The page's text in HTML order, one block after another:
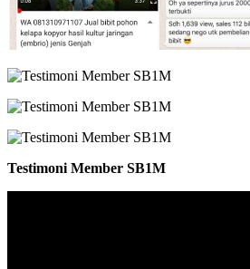
Testimoni Member SB1M